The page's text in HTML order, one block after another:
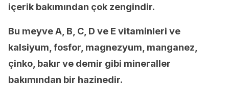
içerik bakımından çok zengindir.
Bu meyve A, B, C, D ve E vitaminleri ve
kalsiyum, fosfor, magnezyum, manganez,
çinko, bakır ve demir gibi mineraller
bakımından bir hazinedir.